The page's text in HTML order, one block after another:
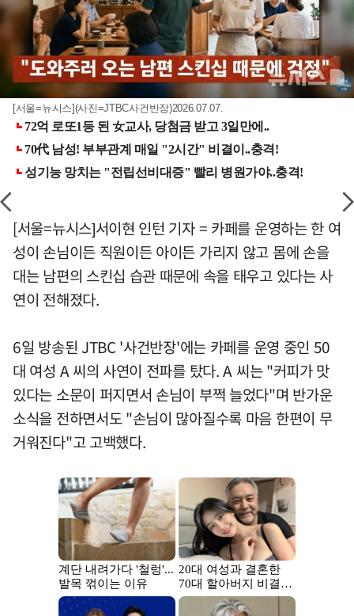
[서울=뉴시스](사진=JTBC사건반장)2026.07.07.
[서울=뉴시스]서이현 인턴 기자 = 카페를 운영하는 한 여
성이 손님이든 직원이든 아이든 가리지 않고 몸에 손을
대는 남편의 스킨십 습관 때문에 속을 태우고 있다는 사
연이 전해졌다.
6일 방송된 JTBC '사건반장'에는 카페를 운영 중인 50
대 여성 A 씨의 사연이 전파를 탔다. A 씨는 "커피가 맛
있다는 소문이 퍼지면서 손님이 부쩍 늘었다"며 반가운
소식을 전하면서도 "손님이 많아질수록 마음 한편이 무
거워진다"고 고백했다.